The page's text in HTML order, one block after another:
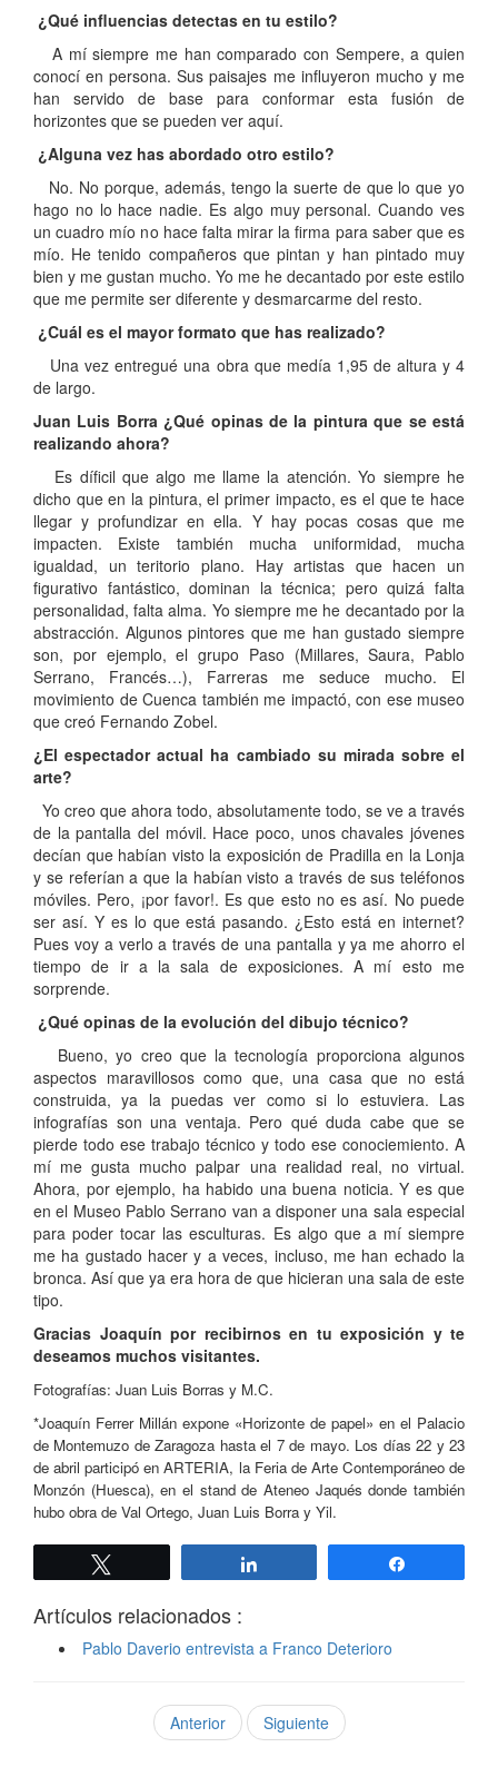
¿Qué influencias detectas en tu estilo?
A mí siempre me han comparado con Sempere, a quien
conocí en persona. Sus paisajes me influyeron mucho y me
han servido de base para conformar esta fusión de
horizontes que se pueden ver aquí.
¿Alguna vez has abordado otro estilo?
No. No porque, además, tengo la suerte de que lo que yo
hago no lo hace nadie. Es algo muy personal. Cuando ves
un cuadro mío no hace falta mirar la firma para saber que es
mío. He tenido compañeros que pintan y han pintado muy
bien y me gustan mucho. Yo me he decantado por este estilo
que me permite ser diferente y desmarcarme del resto.
¿Cuál es el mayor formato que has realizado?
Una vez entregué una obra que medía 1,95 de altura y 4
de largo.
Juan Luis Borra ¿Qué opinas de la pintura que se está
realizando ahora?
Es díficil que algo me llame la atención. Yo siempre he
dicho que en la pintura, el primer impacto, es el que te hace
llegar y profundizar en ella. Y hay pocas cosas que me
impacten. Existe también mucha uniformidad, mucha
igualdad, un teritorio plano. Hay artistas que hacen un
figurativo fantástico, dominan la técnica; pero quizá falta
personalidad, falta alma. Yo siempre me he decantado por la
abstracción. Algunos pintores que me han gustado siempre
son, por ejemplo, el grupo Paso (Millares, Saura, Pablo
Serrano, Francés…), Farreras me seduce mucho. El
movimiento de Cuenca también me impactó, con ese museo
que creó Fernando Zobel.
¿El espectador actual ha cambiado su mirada sobre el
arte?
Yo creo que ahora todo, absolutamente todo, se ve a través
de la pantalla del móvil. Hace poco, unos chavales jóvenes
decían que habían visto la exposición de Pradilla en la Lonja
y se referían a que la habían visto a través de sus teléfonos
móviles. Pero, ¡por favor!. Es que esto no es así. No puede
ser así. Y es lo que está pasando. ¿Esto está en internet?
Pues voy a verlo a través de una pantalla y ya me ahorro el
tiempo de ir a la sala de exposiciones. A mí esto me
sorprende.
¿Qué opinas de la evolución del dibujo técnico?
Bueno, yo creo que la tecnología proporciona algunos
aspectos maravillosos como que, una casa que no está
construida, ya la puedas ver como si lo estuviera. Las
infografías son una ventaja. Pero qué duda cabe que se
pierde todo ese trabajo técnico y todo ese conociemiento. A
mí me gusta mucho palpar una realidad real, no virtual.
Ahora, por ejemplo, ha habido una buena noticia. Y es que
en el Museo Pablo Serrano van a disponer una sala especial
para poder tocar las esculturas. Es algo que a mí siempre
me ha gustado hacer y a veces, incluso, me han echado la
bronca. Así que ya era hora de que hicieran una sala de este
tipo.
Gracias Joaquín por recibirnos en tu exposición y te
deseamos muchos visitantes.
Fotografías: Juan Luis Borras y M.C.
*Joaquín Ferrer Millán expone «Horizonte de papel» en el Palacio
de Montemuzo de Zaragoza hasta el 7 de mayo. Los días 22 y 23
de abril participó en ARTERIA, la Feria de Arte Contemporáneo de
Monzón (Huesca), en el stand de Ateneo Jaqués donde también
hubo obra de Val Ortego, Juan Luis Borra y Yil.
Artículos relacionados :
Pablo Daverio entrevista a Franco Deterioro
Anterior Siguiente